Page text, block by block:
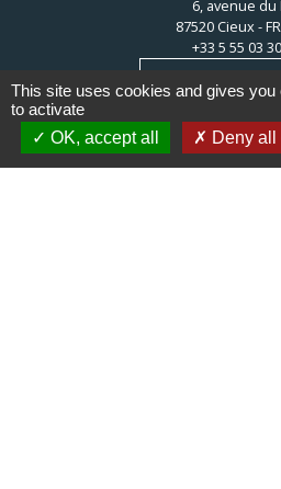
6, avenue du
87520 Cieux -
+33 5 55 03
Contact par
This site uses cookies and gives
to activate
OK, accept all
Deny